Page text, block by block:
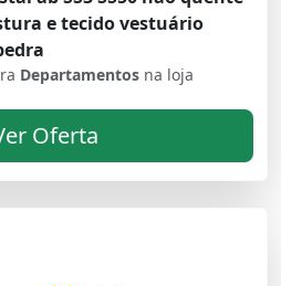
e tecido vestuário
Departamentos na loja
Oferta